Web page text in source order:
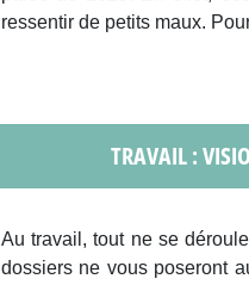
ressentir de petits maux.
TRAVAIL :
Au travail, tout ne se
dossiers ne vous poseront